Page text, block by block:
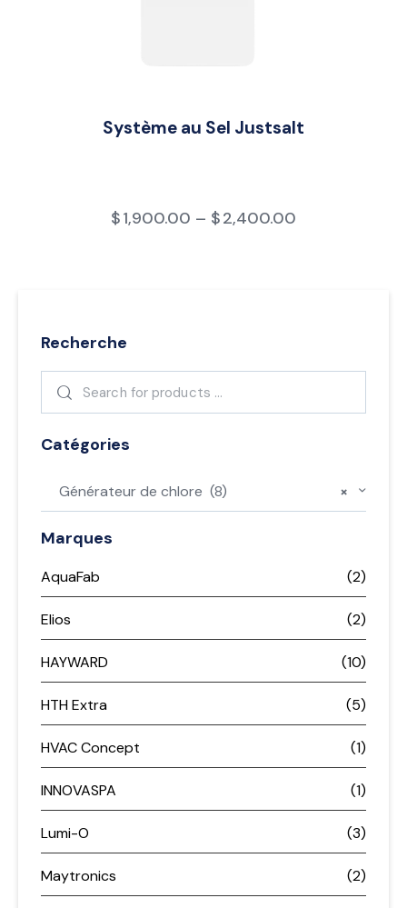
Système au Sel Justsalt
$1,900.00 – $2,400.00
Recherche
Catégories
×
Générateur de chlore (8)
Marques
AquaFab (2)
Elios (2)
HAYWARD (10)
HTH Extra (5)
HVAC Concept (1)
INNOVASPA (1)
Lumi-O (3)
Maytronics (2)